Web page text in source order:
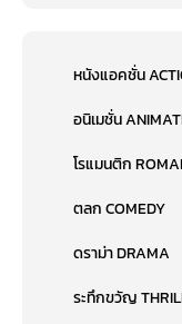
หนังแอคชั่น
อนิเมชั่น
โรแมนติก
ตลก COMEDY
ดราม่า DRAMA
ระทึกขวัญ